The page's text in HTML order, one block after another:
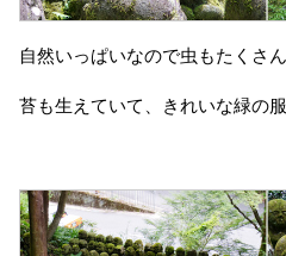
自然いっぱいなので虫もたくさん
苔も生えていて、きれいな緑の